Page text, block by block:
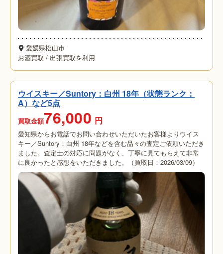
愛媛県松山市
お酒買取 / 出張買取を利用
ウイスキー／Suntory：白州 18年（状態ランク：
A）など5点
買取金額76,000 円
愛知県からお電話でお問い合わせいただいたお客様よりウイス
キー／Suntory：白州 18年などを含む品々の査定ご依頼いただき
ました。査定士の対応に問題がなく、丁寧に見てもらえて非常
に良かったと感想をいただきました。（買取日：2026/03/09）